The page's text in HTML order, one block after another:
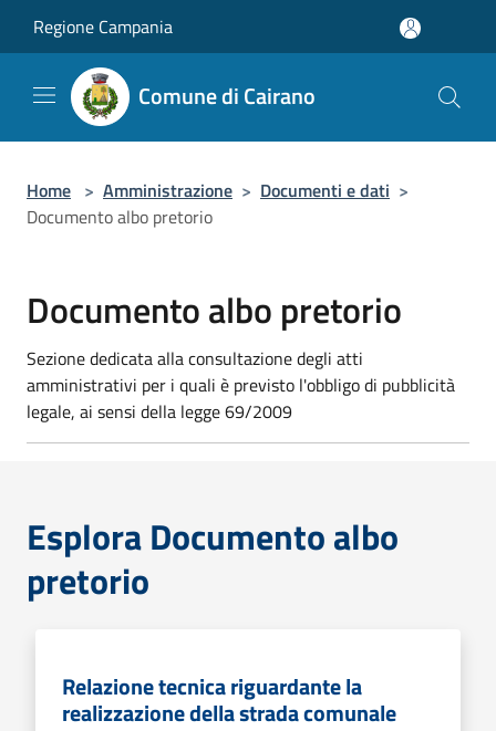
Regione Campania
Comune di Cairano
Home > Amministrazione > Documenti e dati >
Documento albo pretorio
Documento albo pretorio
Sezione dedicata alla consultazione degli atti
amministrativi per i quali è previsto l'obbligo di pubblicità
legale, ai sensi della legge 69/2009
Esplora Documento albo
pretorio
Relazione tecnica riguardante la
realizzazione della strada comunale